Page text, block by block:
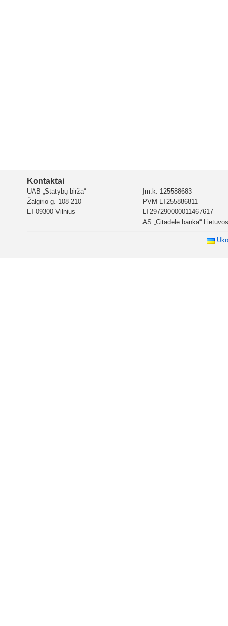
Kontaktai
UAB „Statybų birža“
Žalgirio g. 108-210
LT-09300 Vilnius
Įm.k. 125588683
PVM LT255886811
LT297290000011467617
AS „Citadele banka“